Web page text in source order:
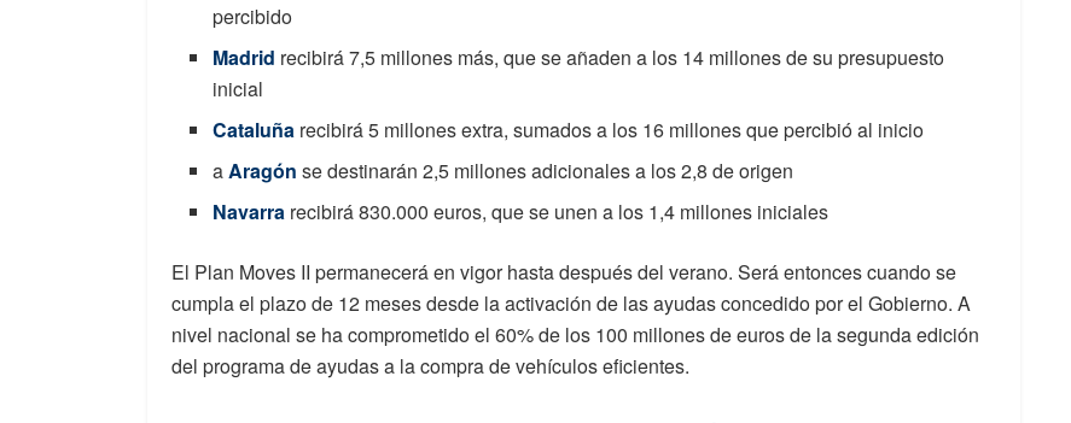
percibido
Madrid recibirá 7,5 millones más, que se añaden a los 14 millones de su presupuesto
inicial
Cataluña recibirá 5 millones extra, sumados a los 16 millones que percibió al inicio
aAragón se destinarán 2,5 millones adicionales a los 2,8 de origen
Navarra recibirá 830.000 euros, que se unen a los 1,4 millones iniciales
El Plan Moves II permanecerá en vigor hasta después del verano. Será entonces cuando se
cumpla el plazo de 12 meses desde la activación de las ayudas concedido por el Gobierno. A
nivel nacional se ha comprometido el 60% de los 100 millones de euros de la segunda edición
del programa de ayudas a la compra de vehículos eficientes.